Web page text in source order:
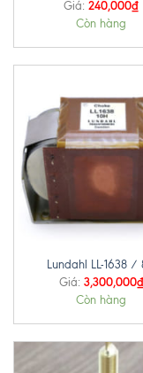
Giá: 240,000₫
Còn hàng
Lundahl LL-1638 /
Giá: 3,300,000₫
Còn hàng